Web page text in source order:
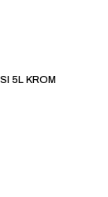
5L KROM